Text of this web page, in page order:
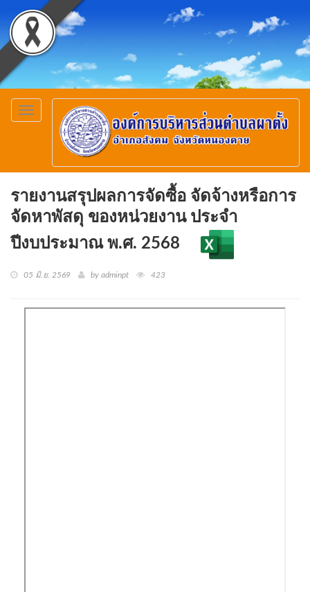
Toggle
navigation
รายงานสรุปผลการจัดซื้อ จัดจ้างหรือการ
จัดหาพัสดุ ของหน่วยงาน ประจำ
ปีงบประมาณ พ.ศ. 2568
05 มิ.ย. 2569 by adminpt 423